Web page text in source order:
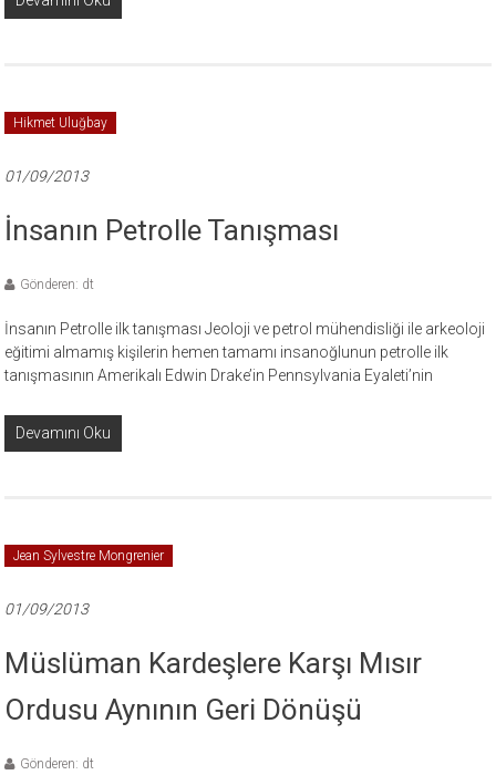
Hikmet Uluğbay
01/09/2013
İnsanın Petrolle Tanışması
Gönderen: dt
İnsanın Petrolle ilk tanışması Jeoloji ve petrol mühendisliği ile arkeoloji
eğitimi almamış kişilerin hemen tamamı insanoğlunun petrolle ilk
tanışmasının Amerikalı Edwin Drake’in Pennsylvania Eyaleti’nin
Devamını Oku
Jean Sylvestre Mongrenier
01/09/2013
Müslüman Kardeşlere Karşı Mısır
Ordusu Aynının Geri Dönüşü
Gönderen: dt